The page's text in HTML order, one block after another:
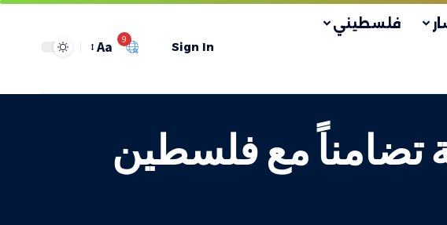
فلسطيني
Sign In
9
Aa
تضامناً مع فلسطين